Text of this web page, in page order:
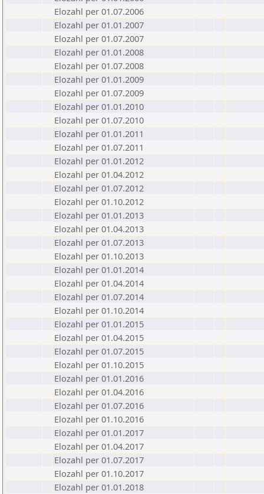
Elozahl per 01.07.2006
Elozahl per 01.01.2007
Elozahl per 01.07.2007
Elozahl per 01.01.2008
Elozahl per 01.07.2008
Elozahl per 01.01.2009
Elozahl per 01.07.2009
Elozahl per 01.01.2010
Elozahl per 01.07.2010
Elozahl per 01.01.2011
Elozahl per 01.07.2011
Elozahl per 01.01.2012
Elozahl per 01.04.2012
Elozahl per 01.07.2012
Elozahl per 01.10.2012
Elozahl per 01.01.2013
Elozahl per 01.04.2013
Elozahl per 01.07.2013
Elozahl per 01.10.2013
Elozahl per 01.01.2014
Elozahl per 01.04.2014
Elozahl per 01.07.2014
Elozahl per 01.10.2014
Elozahl per 01.01.2015
Elozahl per 01.04.2015
Elozahl per 01.07.2015
Elozahl per 01.10.2015
Elozahl per 01.01.2016
Elozahl per 01.04.2016
Elozahl per 01.07.2016
Elozahl per 01.10.2016
Elozahl per 01.01.2017
Elozahl per 01.04.2017
Elozahl per 01.07.2017
Elozahl per 01.10.2017
Elozahl per 01.01.2018